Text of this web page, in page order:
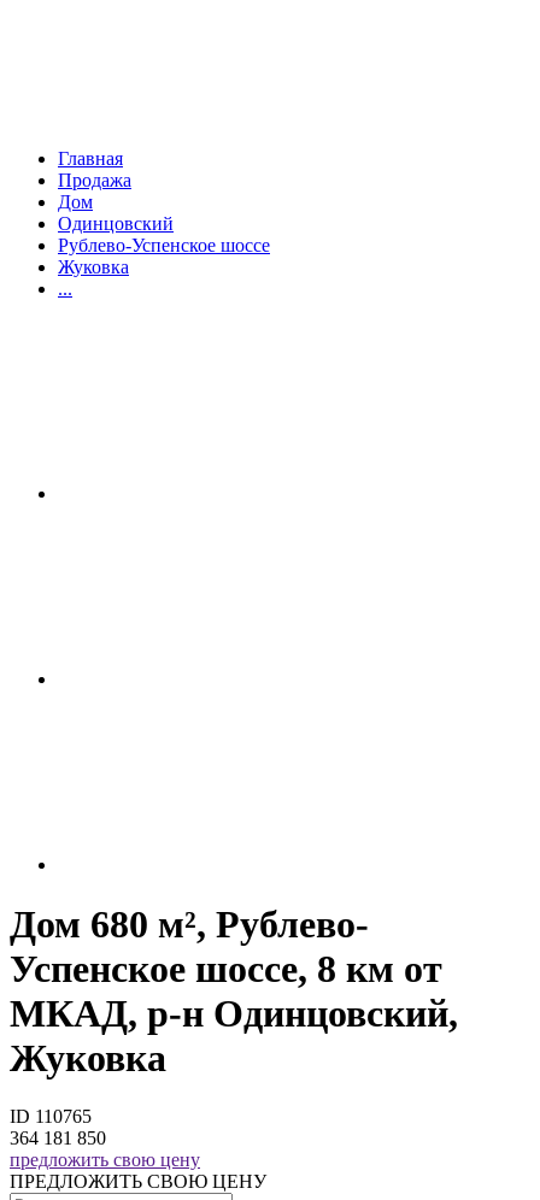
Главная
Продажа
Дом
Одинцовский
Рублево-Успенское шоссе
Жуковка
...
Дом 680 м², Рублево-
Успенское шоссе, 8 км от
МКАД, р-н Одинцовский,
Жуковка
ID 110765
364 181 850
предложить свою цену
ПРЕДЛОЖИТЬ СВОЮ ЦЕНУ